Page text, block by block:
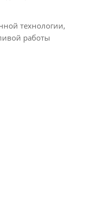
технологии,
работы